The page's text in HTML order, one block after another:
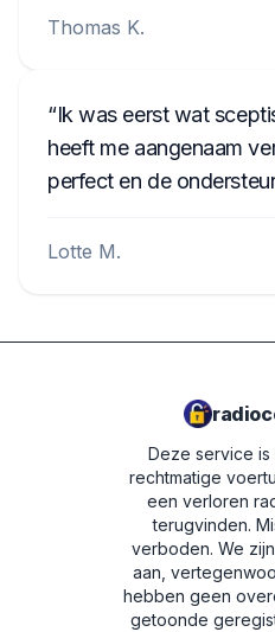
Thomas K.
Ik was eerst wat
heeft me aangenaam
perfect en de
Lotte M.
Deze service
rechtmatige
een verloren
terugvinden.
verboden. We
aan,
hebben geen
getoonde